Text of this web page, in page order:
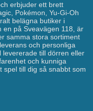
erbjuder ett brett
Pokémon, Yu-Gi-Oh
belägna butiker i
en på Sveavägen 118, är
samma stora sortiment
och personliga
levererade till dörren eller
och kunniga
spel till dig så snabbt som